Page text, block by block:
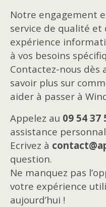
Notre engagement
service de qualité et
expérience
à vos besoins
Contactez-nous dès
savoir plus sur
aider à passer à
Appelez au 09 54 37
assistance
Ecrivez à
question.
Ne manquez pas
votre expérience
aujourd’hui !